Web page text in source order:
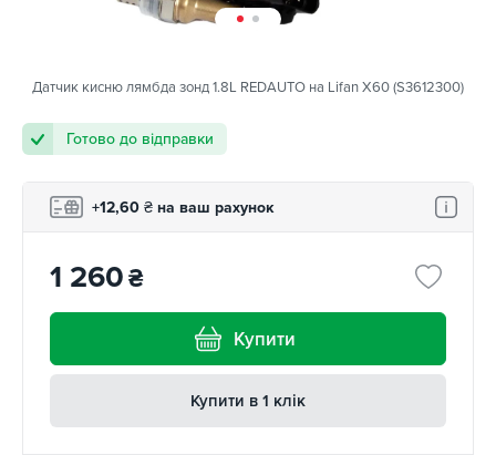
Датчик кисню лямбда зонд 1.8L REDAUTO на Lifan X60 (S3612300)
Готово до відправки
+12,60 ₴ на ваш рахунок
1 260₴
Купити
Купити в 1 клік